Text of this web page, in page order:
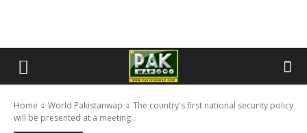
Home World Pakistanwap
The country's first national security policy
will be presented at a meeting...